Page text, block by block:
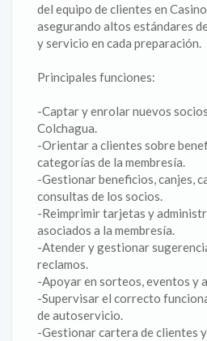
del equipo de clientes en
asegurando altos estándares
y servicio en cada preparación.
Principales funciones:
-Captar y enrolar nuevos
Colchagua.
-Orientar a clientes sobre
categorías de la membresía.
-Gestionar beneficios, canjes,
consultas de los socios.
-Reimprimir tarjetas y
asociados a la membresía.
-Atender y gestionar
reclamos.
-Apoyar en sorteos, eventos y
-Supervisar el correcto
de autoservicio.
-Gestionar cartera de clientes